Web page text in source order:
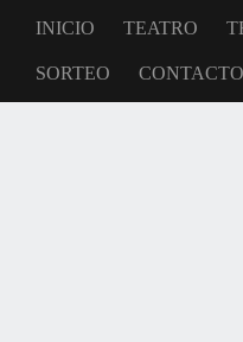
INICIO TEATRO
SORTEO CONTACTO